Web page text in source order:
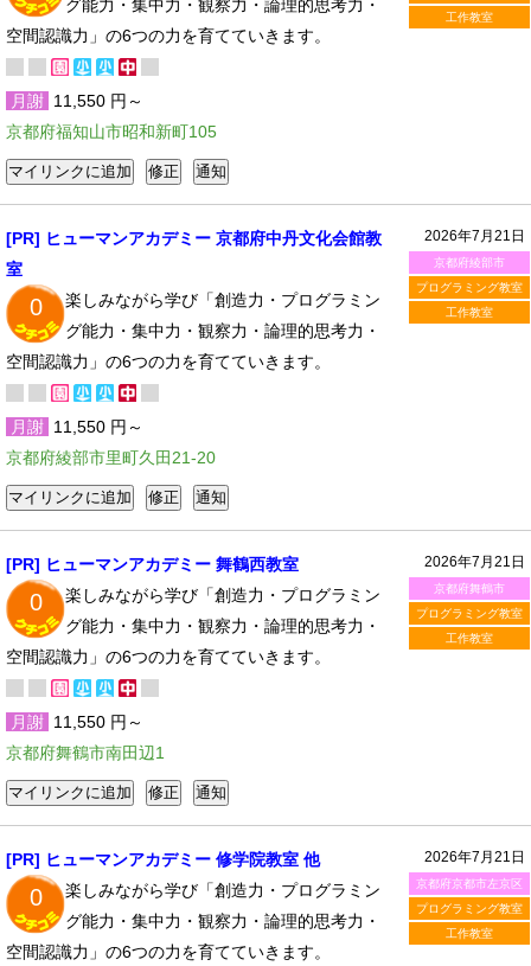
工作教室
グ能力・集中力・観察力・論理的思考力・
空間認識力」の6つの力を育てていきます。
月謝 11,550 円～
京都府福知山市昭和新町105
2026年7月21日
京都府綾部市
プログラミング教室
工作教室
[PR] ヒューマンアカデミー 京都府中丹文化会館教
室
0
楽しみながら学び「創造力・プログラミン
グ能力・集中力・観察力・論理的思考力・
空間認識力」の6つの力を育てていきます。
月謝 11,550 円～
京都府綾部市里町久田21-20
2026年7月21日
京都府舞鶴市
プログラミング教室
工作教室
[PR] ヒューマンアカデミー 舞鶴西教室
0
楽しみながら学び「創造力・プログラミン
グ能力・集中力・観察力・論理的思考力・
空間認識力」の6つの力を育てていきます。
月謝 11,550 円～
京都府舞鶴市南田辺1
2026年7月21日
京都府京都市左京区
プログラミング教室
工作教室
[PR] ヒューマンアカデミー 修学院教室 他
0
楽しみながら学び「創造力・プログラミン
グ能力・集中力・観察力・論理的思考力・
空間認識力」の6つの力を育てていきます。